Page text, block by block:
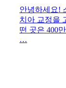
안녕하세요!
치아 교정을
떤 곳은 400
…